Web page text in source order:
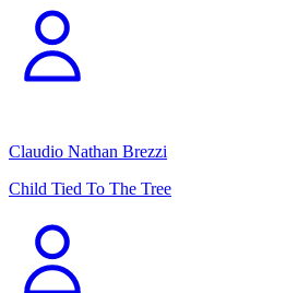
Claudio Nathan Brezzi
Child Tied To The Tree